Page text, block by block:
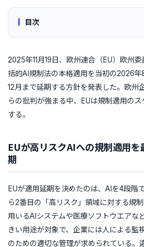
目次
2025年11月19日、欧州連合（EU）欧州
括的AI規制法の本格適用を当初の2026
12月まで延期する方針を発表した。欧州
らの批判が強まる中、EUは規制適用の
する。
EUが高リスクAIへの規制適用
期
EUが適用延期を決めたのは、AIを4段階
ら2番目の「高リスク」領域に対する規
用いるAIシステムや医療ソフトウエアな
きい用途が対象で、企業には人による監
のための適切な管理が求められている。